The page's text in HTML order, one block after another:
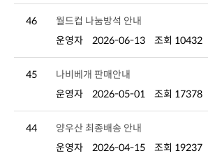
46
월드컵 나눔방석 안내
운영자
2026-06-13 조회 10432
45
나비베개 판매안내
운영자
2026-05-01 조회 17378
44
양우산 최종배송 안내
운영자
2026-04-15 조회 19237